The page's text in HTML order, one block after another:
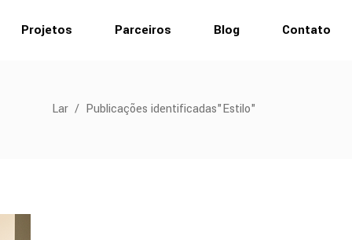
Projetos Parceiros Blog Contato
Lar / Publicações identificadas"Estilo"